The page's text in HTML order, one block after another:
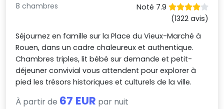
8 chambres
Noté 7.9
(1322 avis)
Séjournez en famille sur la Place du Vieux-Marché à
Rouen, dans un cadre chaleureux et authentique.
Chambres triples, lit bébé sur demande et petit-
déjeuner convivial vous attendent pour explorer à
pied les trésors historiques et culturels de la ville.
À partir de 67 EUR par nuit